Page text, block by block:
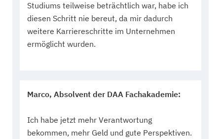
Studiums teilweise beträchtlich war, habe ich
diesen Schritt nie bereut, da mir dadurch
weitere Karriereschritte im Unternehmen
ermöglicht wurden.
Marco, Absolvent der DAA Fachakademie:
Ich habe jetzt mehr Verantwortung
bekommen, mehr Geld und gute Perspektiven.